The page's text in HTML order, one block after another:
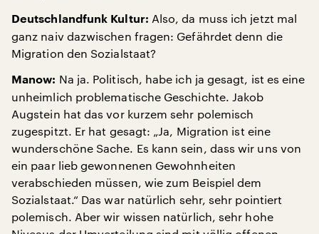
Deutschlandfunk Kultur: Also, da muss ich jetzt mal
ganz naiv dazwischen fragen: Gefährdet denn die
Migration den Sozialstaat?
Manow: Na ja. Politisch, habe ich ja gesagt, ist es eine
unheimlich problematische Geschichte. Jakob
Augstein hat das vor kurzem sehr polemisch
zugespitzt. Er hat gesagt: „Ja, Migration ist eine
wunderschöne Sache. Es kann sein, dass wir uns von
ein paar lieb gewonnenen Gewohnheiten
verabschieden müssen, wie zum Beispiel dem
Sozialstaat.“ Das war natürlich sehr, sehr pointiert
polemisch. Aber wir wissen natürlich, sehr hohe